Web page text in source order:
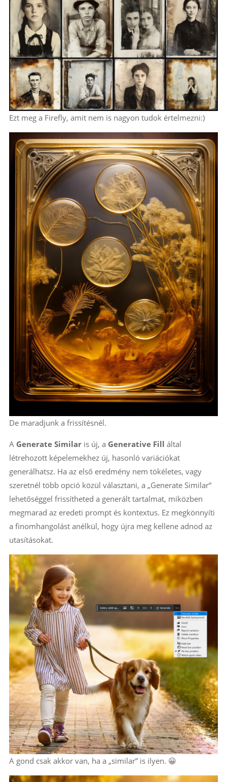
Ezt meg a Firefly, amit nem is nagyon tudok értelmezni:)
De maradjunk a frissítésnél.
A Generate Similaris új, a Generative Fill által
létrehozott képelemekhez új, hasonló variációkat
generálhatsz. Ha az első eredmény nem tökéletes, vagy
szeretnél több opció közül választani, a „Generate Similar“
lehetőséggel frissítheted a generált tartalmat, miközben
megmarad az eredeti prompt és kontextus. Ez megkönnyíti
a finomhangolást anélkül, hogy újra meg kellene adnod az
utasításokat.
A gond csak akkor van, ha a „similar” is ilyen. 😀